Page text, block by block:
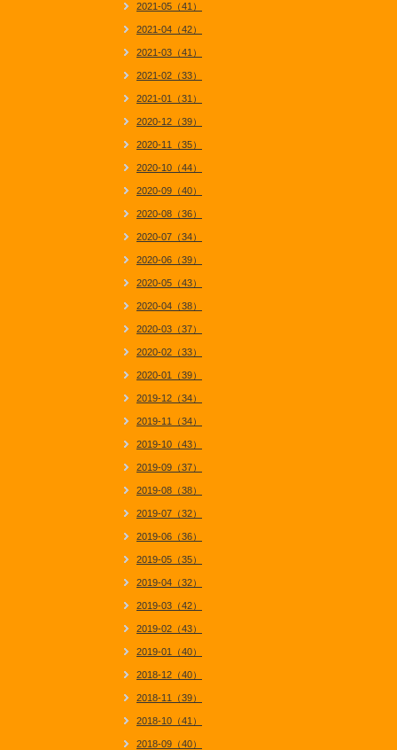
2021-05（41）
2021-04（42）
2021-03（41）
2021-02（33）
2021-01（31）
2020-12（39）
2020-11（35）
2020-10（44）
2020-09（40）
2020-08（36）
2020-07（34）
2020-06（39）
2020-05（43）
2020-04（38）
2020-03（37）
2020-02（33）
2020-01（39）
2019-12（34）
2019-11（34）
2019-10（43）
2019-09（37）
2019-08（38）
2019-07（32）
2019-06（36）
2019-05（35）
2019-04（32）
2019-03（42）
2019-02（43）
2019-01（40）
2018-12（40）
2018-11（39）
2018-10（41）
2018-09（40）